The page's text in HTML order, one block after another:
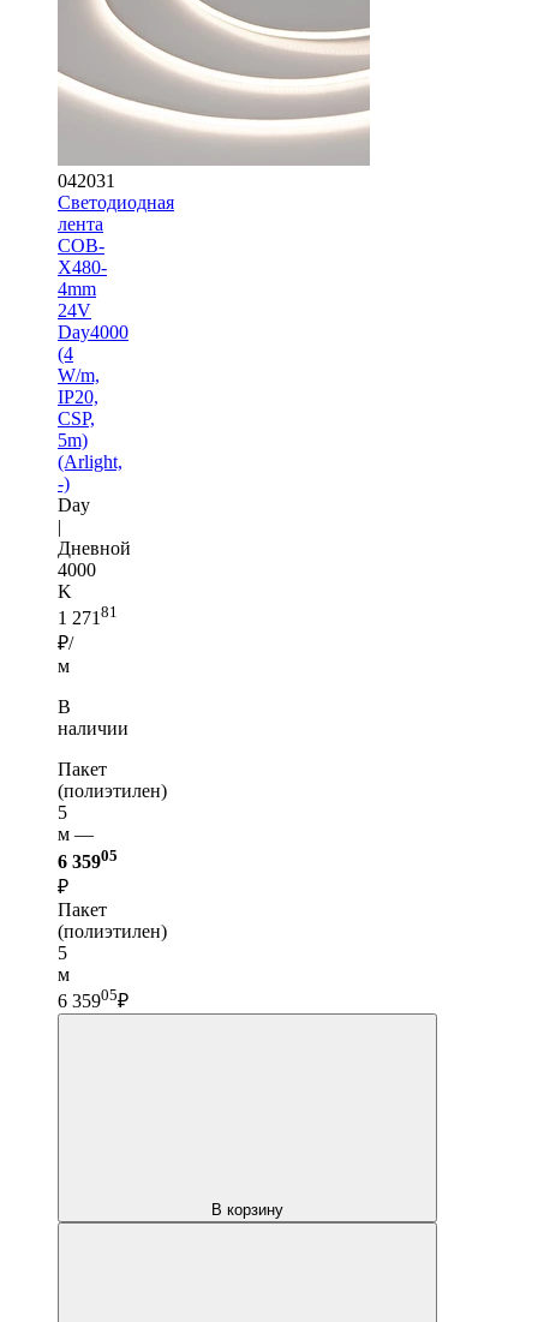
042031
Светодиодная
лента
COB-
X480-
4mm
24V
Day4000
(4
W/m,
IP20,
CSP,
5m)
(Arlight,
-)
Day
|
Дневной
4000
K
1 271 81
₽/
м
В
наличии
Пакет
(полиэтилен)
5
м —
6 35905
₽
Пакет
(полиэтилен)
5
м
6 35905₽
В корзину